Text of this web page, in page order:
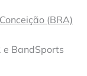
(BRA)
e BandSports